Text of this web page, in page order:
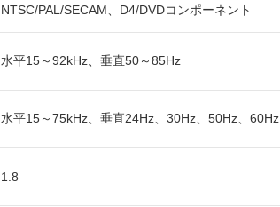
NTSC/PAL/SECAM、D4/DVDコンポーネント
水平15～92kHz、垂直50～85Hz
水平15～75kHz、垂直24Hz、30Hz、50Hz、60Hz
1.8